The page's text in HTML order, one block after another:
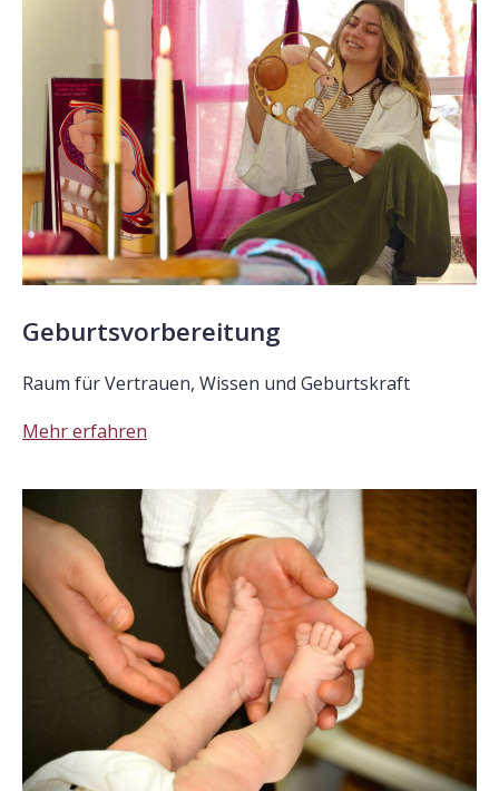
Geburtsvorbereitung
Raum für Vertrauen, Wissen und Geburtskraft
Mehr erfahren